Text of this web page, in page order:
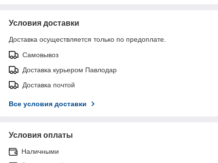
Условия доставки
Доставка осуществляется только по предоплате.
Самовывоз
Доставка курьером Павлодар
Доставка почтой
Все условия доставки
Условия оплаты
Наличными